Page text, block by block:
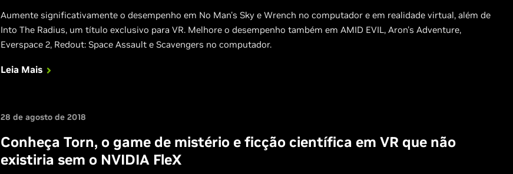
Aumente significativamente o desempenho em No Man's Sky e Wrench no computador e em realidade virtual, além de
Into The Radius, um título exclusivo para VR. Melhore o desempenho também em AMID EVIL, Aron's Adventure,
Everspace 2, Redout: Space Assault e Scavengers no computador.
Leia Mais
28 de agosto de 2018
Conheça Torn, o game de mistério e ficção científica em VR que não
existiria sem o NVIDIA FleX